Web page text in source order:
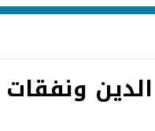
الدين ونفقات